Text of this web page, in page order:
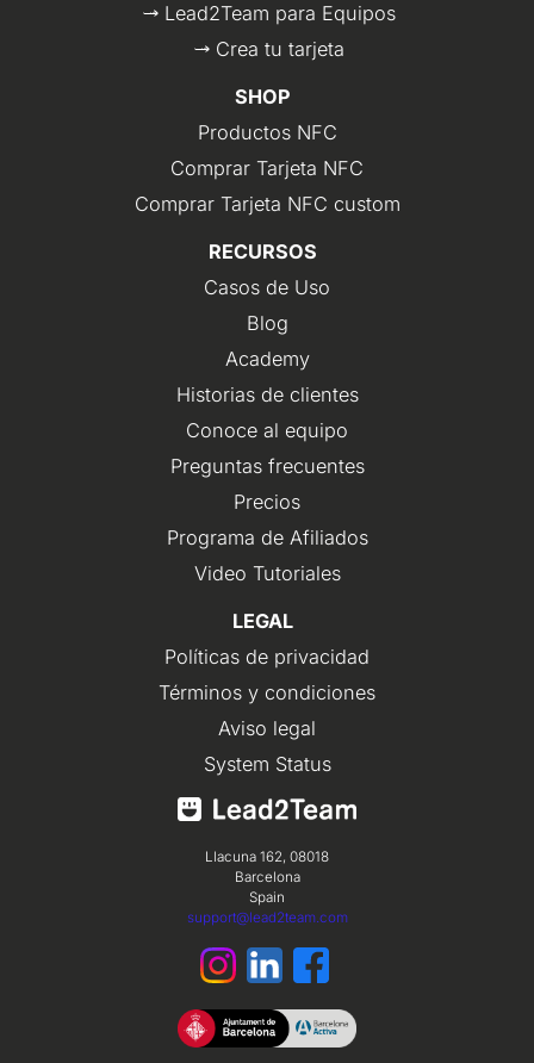
Lead2Team para Equipos
Crea tu tarjeta
SHOP
Productos NFC
Comprar Tarjeta NFC
Comprar Tarjeta NFC custom
RECURSOS
Casos de Uso
Blog
Academy
Historias de clientes
Conoce al equipo
Preguntas frecuentes
Precios
Programa de Afiliados
Video Tutoriales
LEGAL
Políticas de privacidad
Términos y condiciones
Aviso legal
System Status
Llacuna 162, 08018
Barcelona
Spain
support@lead2team.com